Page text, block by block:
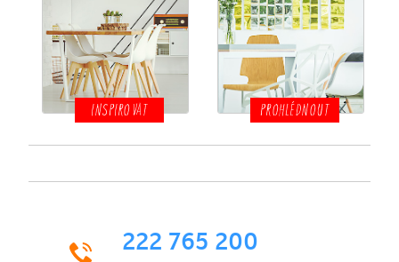
INSPIROVAT PROHLÉDNOUT
222 765 200